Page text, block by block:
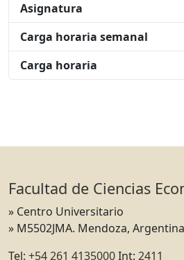
Asignatura
Carga horaria semanal
Carga horaria
Facultad de Ciencias
» Centro Universitario
» M5502JMA. Mendoza, Argentina
Tel: +54 261 4135000Int: 2411